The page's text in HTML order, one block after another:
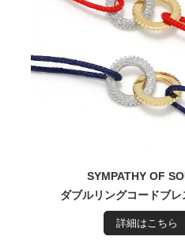
SYMPATHY OF
ダブルリングコードブレ
詳細はこちら